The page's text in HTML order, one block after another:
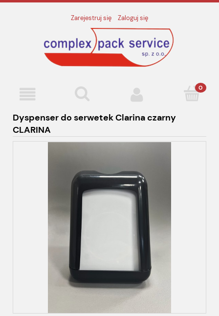
Zarejestruj się Zaloguj się
Dyspenser do serwetek Clarina czarny
CLARINA